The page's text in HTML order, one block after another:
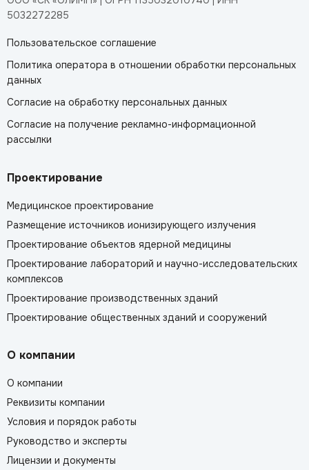
5032272285
Пользовательское соглашение
Политика оператора в отношении обработки персональных
данных
Согласие на обработку персональных данных
Согласие на получение рекламно-информационной
рассылки
Проектирование
Медицинское проектирование
Размещение источников ионизирующего излучения
Проектирование объектов ядерной медицины
Проектирование лабораторий и научно-исследовательских
комплексов
Проектирование производственных зданий
Проектирование общественных зданий и сооружений
О компании
О компании
Реквизиты компании
Условия и порядок работы
Руководство и эксперты
Лицензии и документы